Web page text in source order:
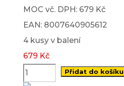
MOC vč. DPH: 679 Kč
EAN: 8007640905612
4 kusy v balení
679 Kč
Přidat do košíku